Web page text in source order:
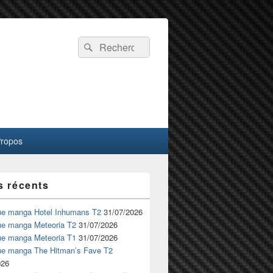
Recherche :
Rechercher
récents
manga Hotel Inhumans T2 31/07/2026
manga Meteoria T2 31/07/2026
manga Meteoria T1 31/07/2026
manga The Hitman’s Fave T2